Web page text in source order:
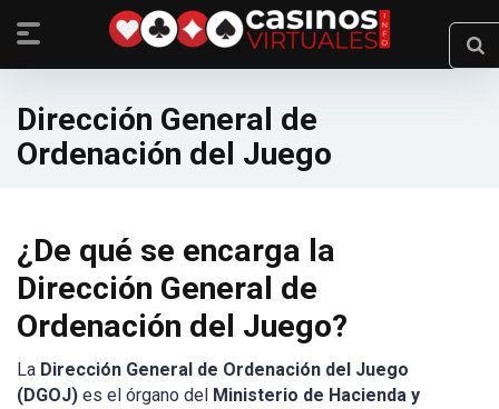
Dirección General de
Ordenación del Juego
¿De qué se encarga la
Dirección General de
Ordenación del Juego?
La Dirección General de Ordenación del Juego
(DGOJ) es el órgano del Ministerio de Hacienda y